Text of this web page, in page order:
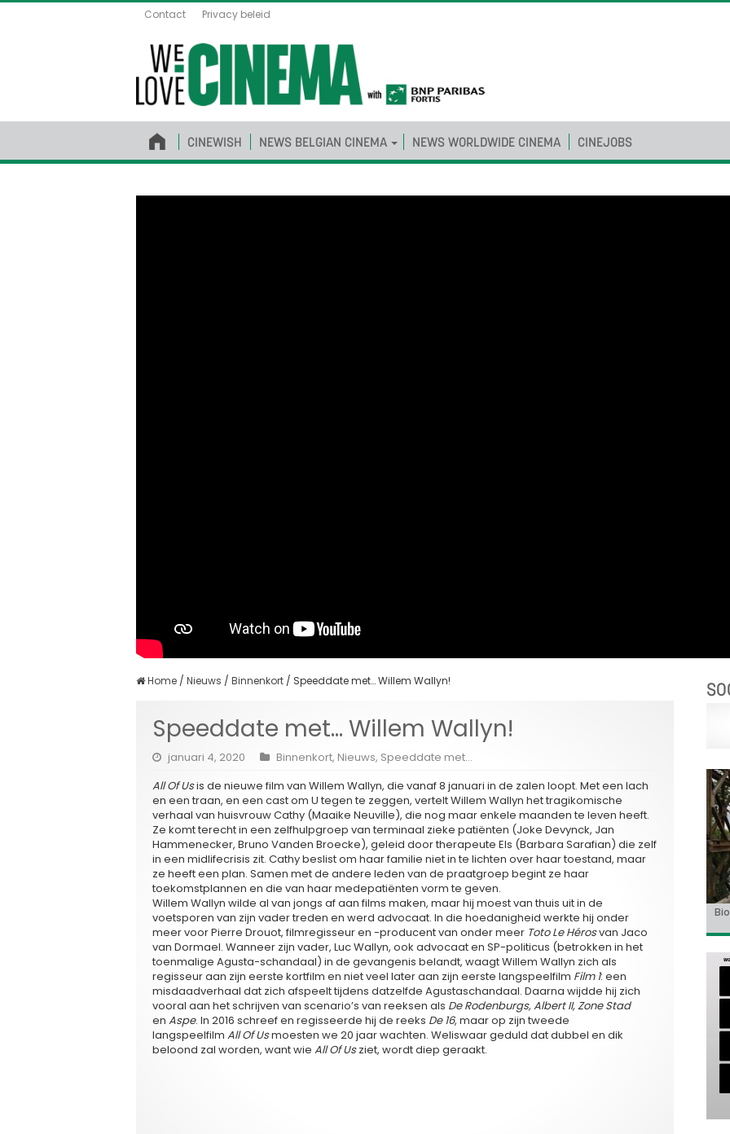
Contact Privacy beleid
CINEWISH NEWS BELGIAN CINEMA NEWS WORLDWIDE CINEMA CINEJOBS
Home / Nieuws / Binnenkort / Speeddate met… Willem Wallyn!
Speeddate met… Willem Wallyn!
januari 4, 2020 Binnenkort, Nieuws, Speeddate met...
All Of Usis de nieuwe film van Willem Wallyn, die vanaf 8 januari in de zalen loopt. Met een lach
en een traan, en een cast om U tegen te zeggen, vertelt Willem Wallyn het tragikomische
verhaal van huisvrouw Cathy (Maaike Neuville), die nog maar enkele maanden te leven heeft.
Ze komt terecht in een zelfhulpgroep van terminaal zieke patiënten (Joke Devynck, Jan
Hammenecker, Bruno Vanden Broecke), geleid door therapeute Els (Barbara Sarafian) die zelf
in een midlifecrisis zit. Cathy beslist om haar familie niet in te lichten over haar toestand, maar
ze heeft een plan. Samen met de andere leden van de praatgroep begint ze haar
toekomstplannen en die van haar medepatiënten vorm te geven.
Willem Wallyn wilde al van jongs af aan films maken, maar hij moest van thuis uit in de
voetsporen van zijn vader treden en werd advocaat. In die hoedanigheid werkte hij onder
meer voor Pierre Drouot, filmregisseur en -producent van onder meer Toto Le Hérosvan Jaco
van Dormael. Wanneer zijn vader, Luc Wallyn, ook advocaat en SP-politicus (betrokken in het
toenmalige Agusta-schandaal) in de gevangenis belandt, waagt Willem Wallyn zich als
regisseur aan zijn eerste kortfilm en niet veel later aan zijn eerste langspeelfilm Film 1: een
misdaadverhaal dat zich afspeelt tijdens datzelfde Agustaschandaal. Daarna wijdde hij zich
vooral aan het schrijven van scenario’s van reeksen als De Rodenburgs, Albert II, Zone Stad
en Aspe. In 2016 schreef en regisseerde hij de reeks De 16, maar op zijn tweede
langspeelfilm All Of Usmoesten we 20 jaar wachten. Weliswaar geduld dat dubbel en dik
beloond zal worden, want wie All Of Usziet, wordt diep geraakt.